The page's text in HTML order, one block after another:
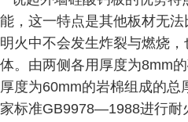
能，这一特点是其他板材无
明火中不会发生炸裂与燃烧
体。由两侧各用厚度为8mm
厚度为60mm的岩棉组成的总
家标准GB9978—1988进行耐